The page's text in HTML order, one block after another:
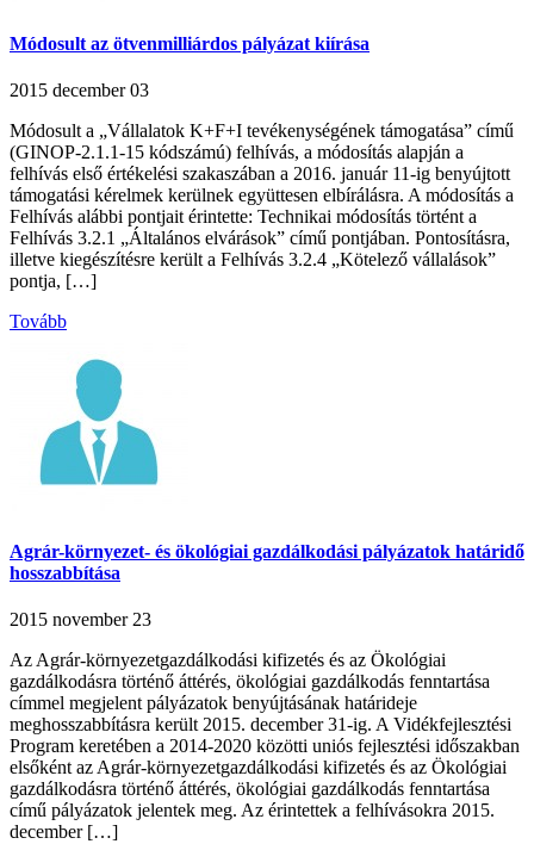
Módosult az ötvenmilliárdos pályázat kiírása
2015 december 03
Módosult a „Vállalatok K+F+I tevékenységének támogatása” című
(GINOP-2.1.1-15 kódszámú) felhívás, a módosítás alapján a
felhívás első értékelési szakaszában a 2016. január 11-ig benyújtott
támogatási kérelmek kerülnek együttesen elbírálásra. A módosítás a
Felhívás alábbi pontjait érintette: Technikai módosítás történt a
Felhívás 3.2.1 „Általános elvárások” című pontjában. Pontosításra,
illetve kiegészítésre került a Felhívás 3.2.4 „Kötelező vállalások”
pontja, […]
Tovább
Agrár-környezet- és ökológiai gazdálkodási pályázatok határidő
hosszabbítása
2015 november 23
Az Agrár-környezetgazdálkodási kifizetés és az Ökológiai
gazdálkodásra történő áttérés, ökológiai gazdálkodás fenntartása
címmel megjelent pályázatok benyújtásának határideje
meghosszabbításra került 2015. december 31-ig. A Vidékfejlesztési
Program keretében a 2014-2020 közötti uniós fejlesztési időszakban
elsőként az Agrár-környezetgazdálkodási kifizetés és az Ökológiai
gazdálkodásra történő áttérés, ökológiai gazdálkodás fenntartása
című pályázatok jelentek meg. Az érintettek a felhívásokra 2015.
december […]